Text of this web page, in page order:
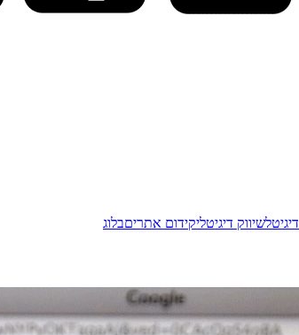
דיגיטלשיווק דיגיטליקידום אתריםבלוג